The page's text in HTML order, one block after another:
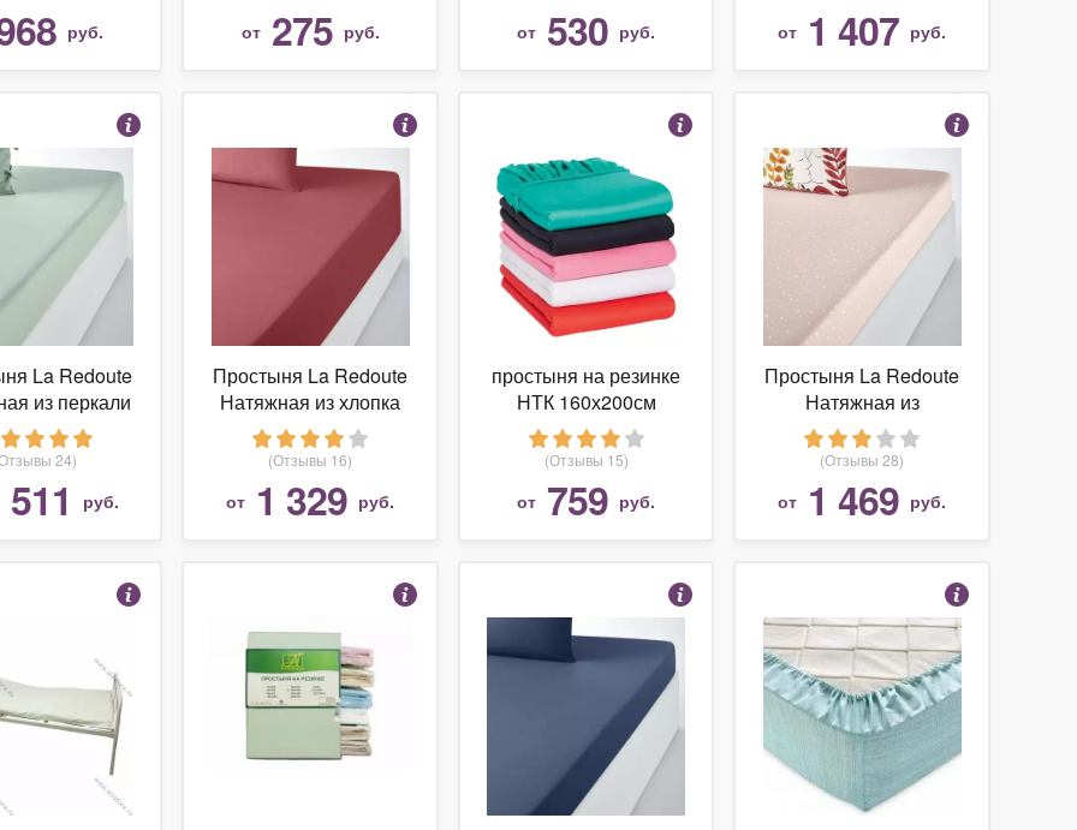
руб. от 275 руб. от 530 руб. от 1 407 руб.
La Redoute
из перкали
Toscane 90 x
см зеленый
24)
511 руб.
Простыня La Redoute
Натяжная из хлопка
для толстых матрасов
Scenario 90 x 190 см
красный
(Отзывы 16)
от 1 329 руб.
простыня на резинке
НТК 160х200см
трикотаж, арт.Прост
160Т
(Отзывы 15)
от 759 руб.
Простыня La Redoute
Натяжная из
хлопковой перкали
Palm Spring 90 x 190
см другие
(Отзывы 28)
от 1 469 руб.